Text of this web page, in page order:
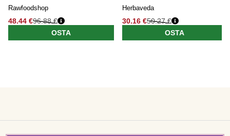
Rawfoodshop
48.44 €96.88 €
OSTA
Herbaveda
30.16 €50.27 €
OSTA